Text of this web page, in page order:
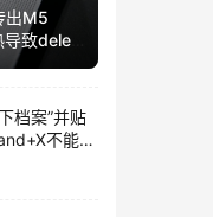
出M5
致delete
档案”并贴
不能